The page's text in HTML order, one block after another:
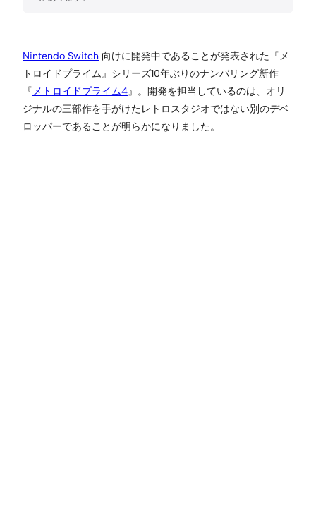
Nintendo Switch 向けに開発中であることが発表された『メ
トロイドプライム』シリーズ10年ぶりのナンバリング新作
『 メトロイドプライム4』。開発を担当しているのは、オリ
ジナルの三部作を手がけたレトロスタジオではない別のデベ
ロッパーであることが明らかになりました。